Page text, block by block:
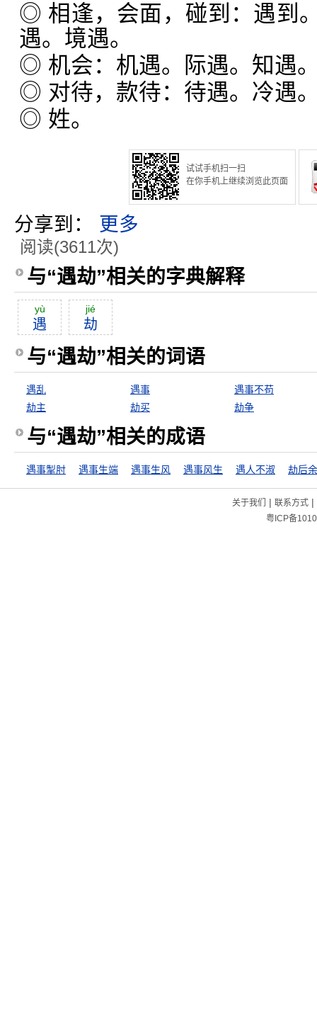
◎ 相逢，会面，碰到：遇到
遇。境遇。
◎ 机会：机遇。际遇。知遇
◎ 对待，款待：待遇。冷遇
◎ 姓。
试试手机扫一扫
在你手机上继续浏览此页面
分享到： 更多
阅读(3611次)
与“遇劫”相关的字典解释
yù
遇
jié
劫
与“遇劫”相关的词语
遇乱 遇事
遇事不苟
劫主
劫买 劫争
与“遇劫”相关的成语
遇事掣肘 遇事生端 遇事生风 遇事风生 遇人不淑 劫后
关于我们 | 联系方式|
粤ICP备